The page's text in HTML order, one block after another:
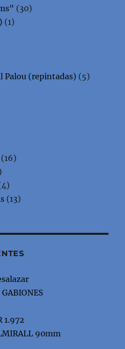
(30)
(1)
Palou (repintadas) (5)
(16)
(13)
1.972
90mm